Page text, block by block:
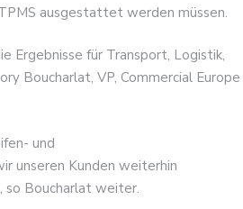
ausgestattet werden müssen.
Ergebnisse für Transport, Logistik,
Boucharlat, VP, Commercial Europe
und
unseren Kunden weiterhin
so Boucharlat weiter.